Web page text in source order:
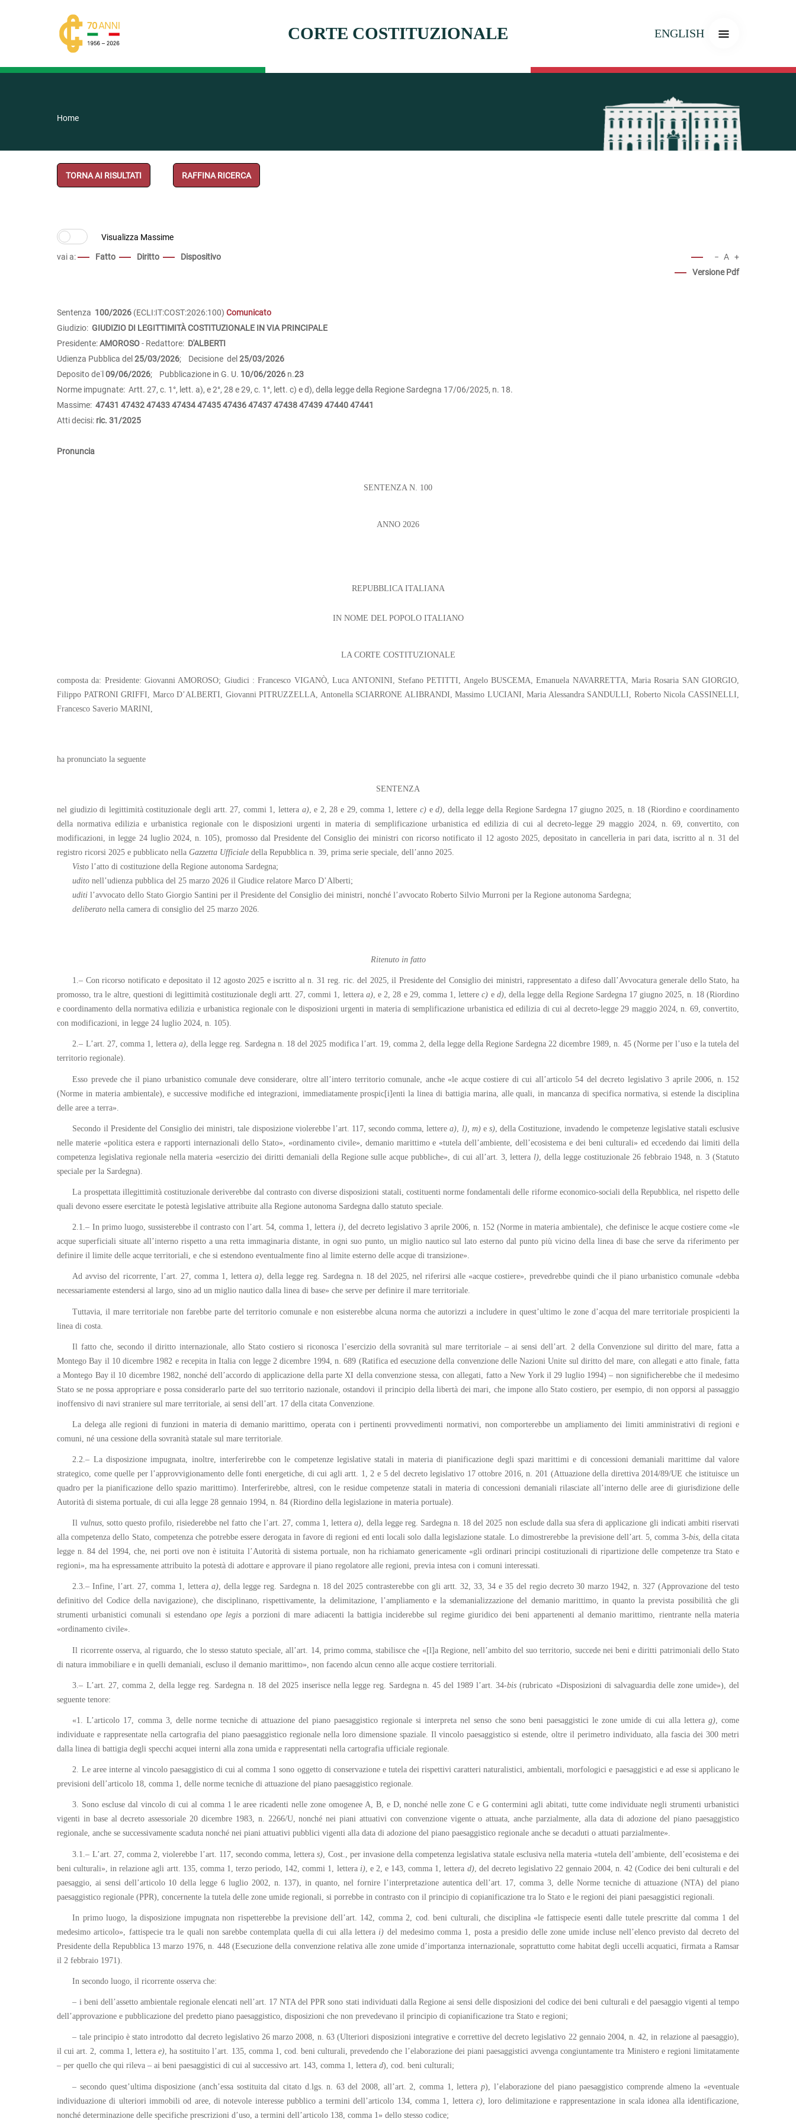
CORTE COSTITUZIONALE ENGLISH
Home
TORNA AI RISULTATI RAFFINA RICERCA
vai a: Fatto Diritto Dispositivo − A +
Versione Pdf
Sentenza 100/2026 (ECLI:IT:COST:2026:100) Comunicato
Giudizio: GIUDIZIO DI LEGITTIMITÀ COSTITUZIONALE IN VIA PRINCIPALE
Presidente:AMOROSO- Redattore: D'ALBERTI
Udienza Pubblica del 25/03/2026; Decisione del 25/03/2026
Deposito de˙l 09/06/2026; Pubblicazione in G. U. 10/06/2026 n.23
Norme impugnate: Artt. 27, c. 1°, lett. a), e 2°, 28 e 29, c. 1°, lett. c) e d), della legge della Regione Sardegna 17/06/2025, n. 18.
Massime: 47431 47432474334743447435474364743747438474394744047441
Atti decisi: ric. 31/2025
Pronuncia
SENTENZA N. 100
ANNO 2026
REPUBBLICA ITALIANA
IN NOME DEL POPOLO ITALIANO
LA CORTE COSTITUZIONALE
composta da: Presidente: Giovanni AMOROSO; Giudici : Francesco VIGANÒ, Luca ANTONINI, Stefano PETITTI, Angelo BUSCEMA, Emanuela NAVARRETTA, Maria Rosaria SAN GIORGIO,
Filippo PATRONI GRIFFI, Marco D’ALBERTI, Giovanni PITRUZZELLA, Antonella SCIARRONE ALIBRANDI, Massimo LUCIANI, Maria Alessandra SANDULLI, Roberto Nicola CASSINELLI,
Francesco Saverio MARINI,
ha pronunciato la seguente
SENTENZA
nel giudizio di legittimità costituzionale degli artt. 27, commi 1, lettera a), e 2, 28 e 29, comma 1, letterec) ed), della legge della Regione Sardegna 17 giugno 2025, n. 18 (Riordino e coordinamento
della normativa edilizia e urbanistica regionale con le disposizioni urgenti in materia di semplificazione urbanistica ed edilizia di cui al decreto-legge 29 maggio 2024, n. 69, convertito, con
modificazioni, in legge 24 luglio 2024, n. 105), promosso dal Presidente del Consiglio dei ministri con ricorso notificato il 12 agosto 2025, depositato in cancelleria in pari data, iscritto al n. 31 del
registro ricorsi 2025 e pubblicato nella Gazzetta Ufficiale della Repubblica n. 39, prima serie speciale, dell’anno 2025.
Visto l’atto di costituzione della Regione autonoma Sardegna;
udito nell’udienza pubblica del 25 marzo 2026 il Giudice relatore Marco D’Alberti;
uditi l’avvocato dello Stato Giorgio Santini per il Presidente del Consiglio dei ministri, nonché l’avvocato Roberto Silvio Murroni per la Regione autonoma Sardegna;
deliberato nella camera di consiglio del 25 marzo 2026.
Ritenuto in fatto
1.– Con ricorso notificato e depositato il 12 agosto 2025 e iscritto al n. 31 reg. ric. del 2025, il Presidente del Consiglio dei ministri, rappresentato a difeso dall’Avvocatura generale dello Stato, ha
promosso, tra le altre, questioni di legittimità costituzionale degli artt. 27, commi 1, lettera a), e 2, 28 e 29, comma 1, letterec) e d), della legge della Regione Sardegna 17 giugno 2025, n. 18 (Riordino
e coordinamento della normativa edilizia e urbanistica regionale con le disposizioni urgenti in materia di semplificazione urbanistica ed edilizia di cui al decreto-legge 29 maggio 2024, n. 69, convertito,
con modificazioni, in legge 24 luglio 2024, n. 105).
2.– L’art. 27, comma 1, lettera a), della legge reg. Sardegna n. 18 del 2025 modifica l’art. 19, comma 2, della legge della Regione Sardegna 22 dicembre 1989, n. 45 (Norme per l’uso e la tutela del
territorio regionale).
Esso prevede che il piano urbanistico comunale deve considerare, oltre all’intero territorio comunale, anche «le acque costiere di cui all’articolo 54 del decreto legislativo 3 aprile 2006, n. 152
(Norme in materia ambientale), e successive modifiche ed integrazioni, immediatamente prospic[i]enti la linea di battigia marina, alle quali, in mancanza di specifica normativa, si estende la disciplina
delle aree a terra».
Secondo il Presidente del Consiglio dei ministri, tale disposizione violerebbe l’art. 117, secondo comma, letterea) l), m)e s), della Costituzione, invadendo le competenze legislative statali esclusive
nelle materie «politica estera e rapporti internazionali dello Stato», «ordinamento civile», demanio marittimo e «tutela dell’ambiente, dell’ecosistema e dei beni culturali» ed eccedendo dai limiti della
competenza legislativa regionale nella materia «esercizio dei diritti demaniali della Regione sulle acque pubbliche», di cui all’art. 3, lettera l) , della legge costituzionale 26 febbraio 1948, n. 3 (Statuto
speciale per la Sardegna).
La prospettata illegittimità costituzionale deriverebbe dal contrasto con diverse disposizioni statali, costituenti norme fondamentali delle riforme economico-sociali della Repubblica, nel rispetto delle
quali devono essere esercitate le potestà legislative attribuite alla Regione autonoma Sardegna dallo statuto speciale.
2.1.– In primo luogo, sussisterebbe il contrasto con l’art. 54, comma 1, lettera i), del decreto legislativo 3 aprile 2006, n. 152 (Norme in materia ambientale), che definisce le acque costiere come «le
acque superficiali situate all’interno rispetto a una retta immaginaria distante, in ogni suo punto, un miglio nautico sul lato esterno dal punto più vicino della linea di base che serve da riferimento per
definire il limite delle acque territoriali, e che si estendono eventualmente fino al limite esterno delle acque di transizione».
Ad avviso del ricorrente, l’art. 27, comma 1, lettera a), della legge reg. Sardegna n. 18 del 2025, nel riferirsi alle «acque costiere», prevedrebbe quindi che il piano urbanistico comunale «debba
necessariamente estendersi al largo, sino ad un miglio nautico dalla linea di base» che serve per definire il mare territoriale.
Tuttavia, il mare territoriale non farebbe parte del territorio comunale e non esisterebbe alcuna norma che autorizzi a includere in quest’ultimo le zone d’acqua del mare territoriale prospicienti la
linea di costa.
Il fatto che, secondo il diritto internazionale, allo Stato costiero si riconosca l’esercizio della sovranità sul mare territoriale – ai sensi dell’art. 2 della Convenzione sul diritto del mare, fatta a
Montego Bay il 10 dicembre 1982 e recepita in Italia con legge 2 dicembre 1994, n. 689 (Ratifica ed esecuzione della convenzione delle Nazioni Unite sul diritto del mare, con allegati e atto finale, fatta
a Montego Bay il 10 dicembre 1982, nonché dell’accordo di applicazione della parte XI della convenzione stessa, con allegati, fatto a New York il 29 luglio 1994) – non significherebbe che il medesimo
Stato se ne possa appropriare e possa considerarlo parte del suo territorio nazionale, ostandovi il principio della libertà dei mari, che impone allo Stato costiero, per esempio, di non opporsi al passaggio
inoffensivo di navi straniere sul mare territoriale, ai sensi dell’art. 17 della citata Convenzione.
La delega alle regioni di funzioni in materia di demanio marittimo, operata con i pertinenti provvedimenti normativi, non comporterebbe un ampliamento dei limiti amministrativi di regioni e
comuni, né una cessione della sovranità statale sul mare territoriale.
2.2.– La disposizione impugnata, inoltre, interferirebbe con le competenze legislative statali in materia di pianificazione degli spazi marittimi e di concessioni demaniali marittime dal valore
strategico, come quelle per l’approvvigionamento delle fonti energetiche, di cui agli artt. 1, 2 e 5 del decreto legislativo 17 ottobre 2016, n. 201 (Attuazione della direttiva 2014/89/UE che istituisce un
quadro per la pianificazione dello spazio marittimo). Interferirebbe, altresì, con le residue competenze statali in materia di concessioni demaniali rilasciate all’interno delle aree di giurisdizione delle
Autorità di sistema portuale, di cui alla legge 28 gennaio 1994, n. 84 (Riordino della legislazione in materia portuale).
Il vulnus, sotto questo profilo, risiederebbe nel fatto che l’art. 27, comma 1, letteraa), della legge reg. Sardegna n. 18 del 2025 non esclude dalla sua sfera di applicazione gli indicati ambiti riservati
alla competenza dello Stato, competenza che potrebbe essere derogata in favore di regioni ed enti locali solo dalla legislazione statale. Lo dimostrerebbe la previsione dell’art. 5, comma 3-bis, della citata
legge n. 84 del 1994, che, nei porti ove non è istituita l’Autorità di sistema portuale, non ha richiamato genericamente «gli ordinari principi costituzionali di ripartizione delle competenze tra Stato e
regioni», ma ha espressamente attribuito la potestà di adottare e approvare il piano regolatore alle regioni, previa intesa con i comuni interessati.
2.3.– Infine, l’art. 27, comma 1, lettera a), della legge reg. Sardegna n. 18 del 2025 contrasterebbe con gli artt. 32, 33, 34 e 35 del regio decreto 30 marzo 1942, n. 327 (Approvazione del testo
definitivo del Codice della navigazione), che disciplinano, rispettivamente, la delimitazione, l’ampliamento e la sdemanializzazione del demanio marittimo, in quanto la prevista possibilità che gli
strumenti urbanistici comunali si estendanoope legis a porzioni di mare adiacenti la battigia inciderebbe sul regime giuridico dei beni appartenenti al demanio marittimo, rientrante nella materia
«ordinamento civile».
Il ricorrente osserva, al riguardo, che lo stesso statuto speciale, all’art. 14, primo comma, stabilisce che «[l]a Regione, nell’ambito del suo territorio, succede nei beni e diritti patrimoniali dello Stato
di natura immobiliare e in quelli demaniali, escluso il demanio marittimo», non facendo alcun cenno alle acque costiere territoriali.
3.– L’art. 27, comma 2, della legge reg. Sardegna n. 18 del 2025 inserisce nella legge reg. Sardegna n. 45 del 1989 l’art. 34-bis (rubricato «Disposizioni di salvaguardia delle zone umide»), del
seguente tenore:
«1. L’articolo 17, comma 3, delle norme tecniche di attuazione del piano paesaggistico regionale si interpreta nel senso che sono beni paesaggistici le zone umide di cui alla lettera g), come
individuate e rappresentate nella cartografia del piano paesaggistico regionale nella loro dimensione spaziale. Il vincolo paesaggistico si estende, oltre il perimetro individuato, alla fascia dei 300 metri
dalla linea di battigia degli specchi acquei interni alla zona umida e rappresentati nella cartografia ufficiale regionale.
2. Le aree interne al vincolo paesaggistico di cui al comma 1 sono oggetto di conservazione e tutela dei rispettivi caratteri naturalistici, ambientali, morfologici e paesaggistici e ad esse si applicano le
previsioni dell’articolo 18, comma 1, delle norme tecniche di attuazione del piano paesaggistico regionale.
3. Sono escluse dal vincolo di cui al comma 1 le aree ricadenti nelle zone omogenee A, B, e D, nonché nelle zone C e G contermini agli abitati, tutte come individuate negli strumenti urbanistici
vigenti in base al decreto assessoriale 20 dicembre 1983, n. 2266/U, nonché nei piani attuativi con convenzione vigente o attuata, anche parzialmente, alla data di adozione del piano paesaggistico
regionale, anche se successivamente scaduta nonché nei piani attuativi pubblici vigenti alla data di adozione del piano paesaggistico regionale anche se decaduti o attuati parzialmente».
3.1.– L’art. 27, comma 2, violerebbe l’art. 117, secondo comma, letteras) , Cost., per invasione della competenza legislativa statale esclusiva nella materia «tutela dell’ambiente, dell’ecosistema e dei
beni culturali», in relazione agli artt. 135, comma 1, terzo periodo, 142, commi 1, lettera i), e 2, e 143, comma 1, lettera d), del decreto legislativo 22 gennaio 2004, n. 42 (Codice dei beni culturali e del
paesaggio, ai sensi dell’articolo 10 della legge 6 luglio 2002, n. 137), in quanto, nel fornire l’interpretazione autentica dell’art. 17, comma 3, delle Norme tecniche di attuazione (NTA) del piano
paesaggistico regionale (PPR), concernente la tutela delle zone umide regionali, si porrebbe in contrasto con il principio di copianificazione tra lo Stato e le regioni dei piani paesaggistici regionali.
In primo luogo, la disposizione impugnata non rispetterebbe la previsione dell’art. 142, comma 2, cod. beni culturali, che disciplina «le fattispecie esenti dalle tutele prescritte dal comma 1 del
medesimo articolo», fattispecie tra le quali non sarebbe contemplata quella di cui alla lettera i) del medesimo comma 1, posta a presidio delle zone umide incluse nell’elenco previsto dal decreto del
Presidente della Repubblica 13 marzo 1976, n. 448 (Esecuzione della convenzione relativa alle zone umide d’importanza internazionale, soprattutto come habitat degli uccelli acquatici, firmata a Ramsar
il 2 febbraio 1971).
In secondo luogo, il ricorrente osserva che:
– i beni dell’assetto ambientale regionale elencati nell’art. 17 NTA del PPR sono stati individuati dalla Regione ai sensi delle disposizioni del codice dei beni culturali e del paesaggio vigenti al tempo
dell’approvazione e pubblicazione del predetto piano paesaggistico, disposizioni che non prevedevano il principio di copianificazione tra Stato e regioni;
– tale principio è stato introdotto dal decreto legislativo 26 marzo 2008, n. 63 (Ulteriori disposizioni integrative e correttive del decreto legislativo 22 gennaio 2004, n. 42, in relazione al paesaggio),
il cui art. 2, comma 1, lettera e), ha sostituito l’art. 135, comma 1, cod. beni culturali, prevedendo che l’elaborazione dei piani paesaggistici avvenga congiuntamente tra Ministero e regioni limitatamente
– per quello che qui rileva – ai beni paesaggistici di cui al successivo art. 143, comma 1, lettera d), cod. beni culturali;
– secondo quest’ultima disposizione (anch’essa sostituita dal citato d.lgs. n. 63 del 2008, all’art. 2, comma 1, lettera p), l’elaborazione del piano paesaggistico comprende almeno la «eventuale
individuazione di ulteriori immobili od aree, di notevole interesse pubblico a termini dell’articolo 134, comma 1, lettera c), loro delimitazione e rappresentazione in scala idonea alla identificazione,
nonché determinazione delle specifiche prescrizioni d’uso, a termini dell’articolo 138, comma 1» dello stesso codice;